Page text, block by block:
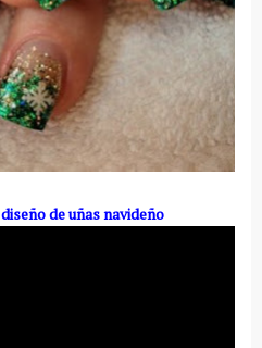
de uñas navideño